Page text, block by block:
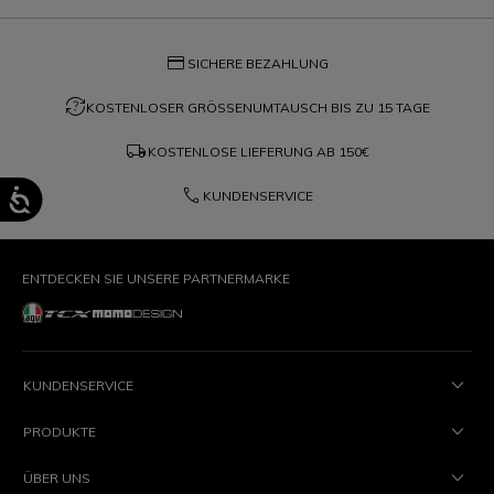
credit_card SICHERE BEZAHLUNG
question_exchangeKOSTENLOSER GRÖSSENUMTAUSCH BIS ZU 15 TAGE
local_shipping KOSTENLOSE LIEFERUNG AB 150€
phone KUNDENSERVICE
ENTDECKEN SIE UNSERE PARTNERMARKE
KUNDENSERVICE
PRODUKTE
ÜBER UNS